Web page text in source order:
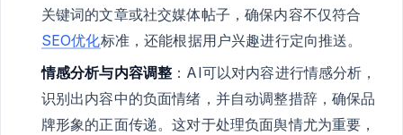
关键词的文章或社交媒体帖子，确保内容不仅符合
SEO优化标准，还能根据用户兴趣进行定向推送。
情感分析与内容调整 ：AI可以对内容进行情感分析，
识别出内容中的负面情绪，并自动调整措辞，确保品
牌形象的正面传递。这对于处理负面舆情尤为重要，